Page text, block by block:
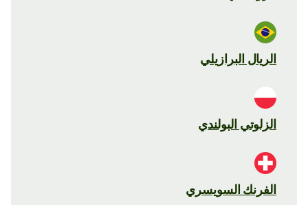
الريال البرازيلي
الزلوتي البولندي
الفرنك السويسري